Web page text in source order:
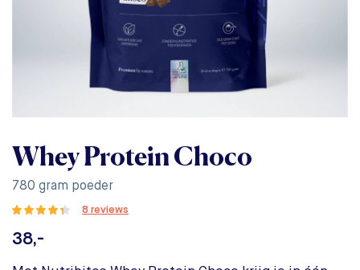
Whey Protein Choco
780 gram poeder
8 reviews
38,-